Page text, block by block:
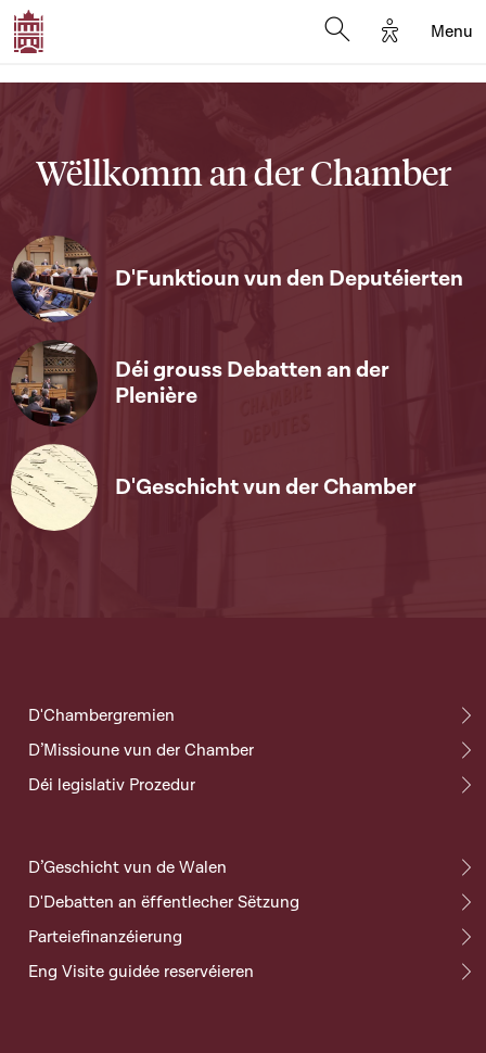
Options
Menu
Wëllkomm an der Chamber
D'Funktioun vun den Deputéierten
Déi grouss Debatten an der
Plenière
D'Geschicht vun der Chamber
D'Chambergremien
D’Missioune vun der Chamber
Déi legislativ Prozedur
D’Geschicht vun de Walen
D'Debatten an ëffentlecher Sëtzung
Parteiefinanzéierung
Eng Visite guidée reservéieren